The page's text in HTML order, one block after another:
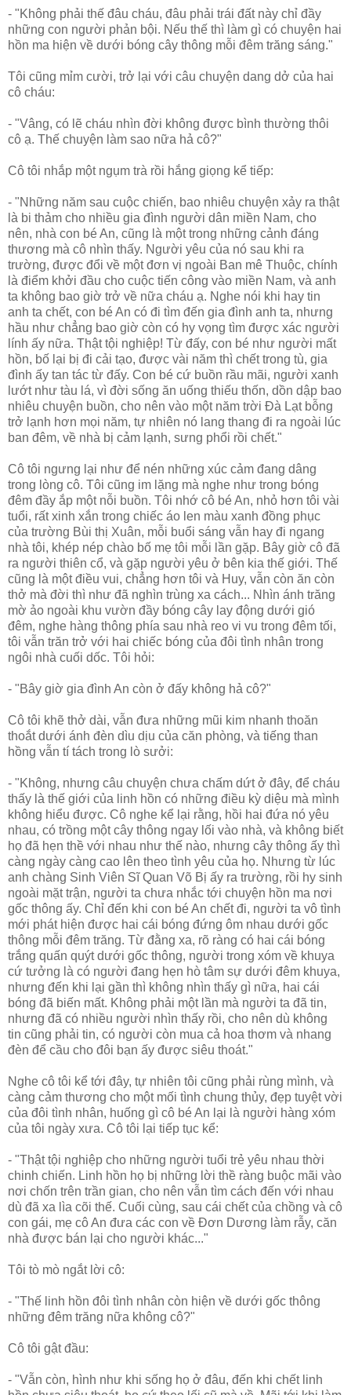
- "Không phải thế đâu cháu, đâu phải trái đất này chỉ đầy
những con người phản bội. Nếu thế thì làm gì có chuyện hai
hồn ma hiện về dưới bóng cây thông mỗi đêm trăng sáng."
Tôi cũng mỉm cười, trở lại với câu chuyện dang dở của hai
cô cháu:
- "Vâng, có lẽ cháu nhìn đời không được bình thường thôi
cô ạ. Thế chuyện làm sao nữa hả cô?"
Cô tôi nhắp một ngụm trà rồi hắng giọng kể tiếp:
- "Những năm sau cuộc chiến, bao nhiêu chuyện xảy ra thật
là bi thảm cho nhiều gia đình người dân miền Nam, cho
nên, nhà con bé An, cũng là một trong những cảnh đáng
thương mà cô nhìn thấy. Người yêu của nó sau khi ra
trường, được đổi về một đơn vị ngoài Ban mê Thuộc, chính
là điểm khởi đầu cho cuộc tiến công vào miền Nam, và anh
ta không bao giờ trở về nữa cháu ạ. Nghe nói khi hay tin
anh ta chết, con bé An có đi tìm đến gia đình anh ta, nhưng
hầu như chẳng bao giờ còn có hy vọng tìm được xác người
lính ấy nữa. Thật tội nghiệp! Từ đấy, con bé như người mất
hồn, bố lại bị đi cải tạo, được vài năm thì chết trong tù, gia
đình ấy tan tác từ đấy. Con bé cứ buồn rầu mãi, người xanh
lướt như tàu lá, vì đời sống ăn uống thiếu thốn, dồn dập bao
nhiêu chuyện buồn, cho nên vào một năm trời Ðà Lạt bỗng
trở lạnh hơn mọi năm, tự nhiên nó lang thang đi ra ngoài lúc
ban đêm, về nhà bị cảm lạnh, sưng phổi rồi chết."
Cô tôi ngưng lại như để nén những xúc cảm đang dâng
trong lòng cô. Tôi cũng im lặng mà nghe như trong bóng
đêm đầy ắp một nỗi buồn. Tôi nhớ cô bé An, nhỏ hơn tôi vài
tuổi, rất xinh xắn trong chiếc áo len màu xanh đồng phục
của trường Bùi thị Xuân, mỗi buổi sáng vẫn hay đi ngang
nhà tôi, khép nép chào bố mẹ tôi mỗi lần gặp. Bây giờ cô đã
ra người thiên cổ, và gặp người yêu ở bên kia thế giới. Thế
cũng là một điều vui, chẳng hơn tôi và Huy, vẫn còn ăn còn
thở mà đời thì như đã nghìn trùng xa cách... Nhìn ánh trăng
mờ ảo ngoài khu vườn đầy bóng cây lay động dưới gió
đêm, nghe hàng thông phía sau nhà reo vi vu trong đêm tối,
tôi vẫn trăn trở với hai chiếc bóng của đôi tình nhân trong
ngôi nhà cuối dốc. Tôi hỏi:
- "Bây giờ gia đình An còn ở đấy không hả cô?"
Cô tôi khẽ thở dài, vẫn đưa những mũi kim nhanh thoăn
thoắt dưới ánh đèn dìu dịu của căn phòng, và tiếng than
hồng vẫn tí tách trong lò sưởi:
- "Không, nhưng câu chuyện chưa chấm dứt ở đây, để cháu
thấy là thế giới của linh hồn có những điều kỳ diệu mà mình
không hiểu được. Cô nghe kể lại rằng, hồi hai đứa nó yêu
nhau, có trồng một cây thông ngay lối vào nhà, và không biết
họ đã hẹn thề với nhau như thế nào, nhưng cây thông ấy thì
càng ngày càng cao lên theo tình yêu của họ. Nhưng từ lúc
anh chàng Sinh Viên Sĩ Quan Võ Bị ấy ra trường, rồi hy sinh
ngoài mặt trận, người ta chưa nhắc tới chuyện hồn ma nơi
gốc thông ấy. Chỉ đến khi con bé An chết đi, người ta vô tình
mới phát hiện được hai cái bóng đứng ôm nhau dưới gốc
thông mỗi đêm trăng. Từ đằng xa, rõ ràng có hai cái bóng
trắng quấn quýt dưới gốc thông, người trong xóm về khuya
cứ tưởng là có người đang hẹn hò tâm sự dưới đêm khuya,
nhưng đến khi lại gần thì không nhìn thấy gì nữa, hai cái
bóng đã biến mất. Không phải một lần mà người ta đã tin,
nhưng đã có nhiều người nhìn thấy rồi, cho nên dù không
tin cũng phải tin, có người còn mua cả hoa thơm và nhang
đèn để cầu cho đôi bạn ấy được siêu thoát."
Nghe cô tôi kể tới đây, tự nhiên tôi cũng phải rùng mình, và
càng cảm thương cho một mối tình chung thủy, đẹp tuyệt vời
của đôi tình nhân, huống gì cô bé An lại là người hàng xóm
của tôi ngày xưa. Cô tôi lại tiếp tục kể:
- "Thật tội nghiệp cho những người tuổi trẻ yêu nhau thời
chinh chiến. Linh hồn họ bị những lời thề ràng buộc mãi vào
nơi chốn trên trần gian, cho nên vẫn tìm cách đến với nhau
dù đã xa lìa cõi thế. Cuối cùng, sau cái chết của chồng và cô
con gái, mẹ cô An đưa các con về Ðơn Dương làm rẫy, căn
nhà được bán lại cho người khác..."
Tôi tò mò ngắt lời cô:
- "Thế linh hồn đôi tình nhân còn hiện về dưới gốc thông
những đêm trăng nữa không cô?"
Cô tôi gật đầu:
- "Vẫn còn, hình như khi sống họ ở đâu, đến khi chết linh